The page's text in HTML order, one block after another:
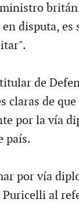
disputa, es
de
claras de
por la vía
país.
por vía
Puricelli al